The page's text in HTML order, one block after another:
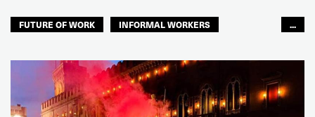
FUTURE OF WORK
INFORMAL WORKERS
ÖFFENTLICHER PERSONENNAHVERKEHR
ZUKUNFT
GLOBAL
...